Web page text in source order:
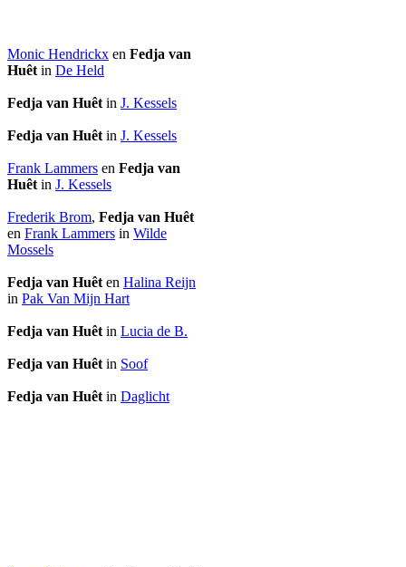
Monic Hendrickx en Fedja van
Huêt in De Held
Fedja van Huêt in J. Kessels
Fedja van Huêt in J. Kessels
Frank Lammers en Fedja van
Huêt in J. Kessels
Frederik Brom, Fedja van Huêt
en Frank Lammers in Wilde
Mossels
Fedja van Huêt en Halina Reijn
in Pak Van Mijn Hart
Fedja van Huêt in Lucia de B.
Fedja van Huêt in Soof
Fedja van Huêt in Daglicht